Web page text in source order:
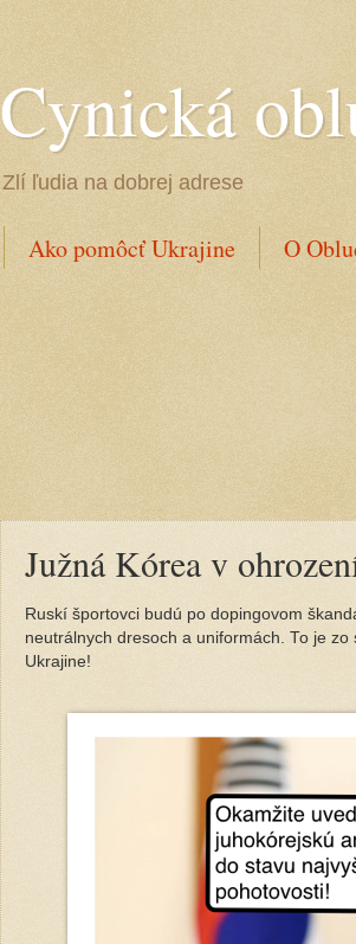
Cynická
Zlí ľudia na dobrej adrese
Ako pomôcť Ukrajine O
Južná Kórea v
Ruskí športovci budú po dopingovom
neutrálnych dresoch a uniformách. To je
Ukrajine!